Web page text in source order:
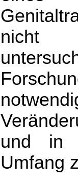
nicht
und in
Umfang